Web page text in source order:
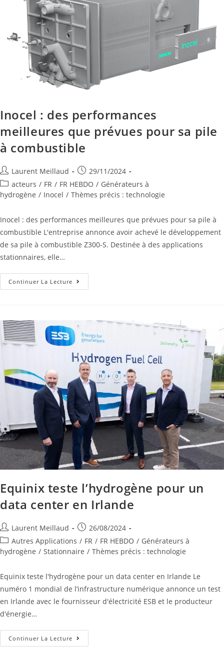
Inocel : des performances
meilleures que prévues pour sa pile
à combustible
Laurent Meillaud
29/11/2024
acteurs / FR / FR HEBDO / Générateurs à
hydrogène / Inocel / Thèmes précis : technologie
Inocel : des performances meilleures que prévues pour sa pile à
combustible L'entreprise annonce avoir achevé le développement
de sa pile à combustible Z300-S. Destinée à des applications
stationnaires, elle…
Continuer La Lecture
Equinix teste l’hydrogène pour un
data center en Irlande
Laurent Meillaud
26/08/2024
Autres Applications / FR / FR HEBDO / Générateurs à
hydrogène / Stationnaire / Thèmes précis : technologie
Equinix teste l'hydrogène pour un data center en Irlande Le
numéro 1 mondial de l’infrastructure numérique annonce un test
en Irlande avec le fournisseur d'électricité ESB et le producteur
d'énergie…
Continuer La Lecture